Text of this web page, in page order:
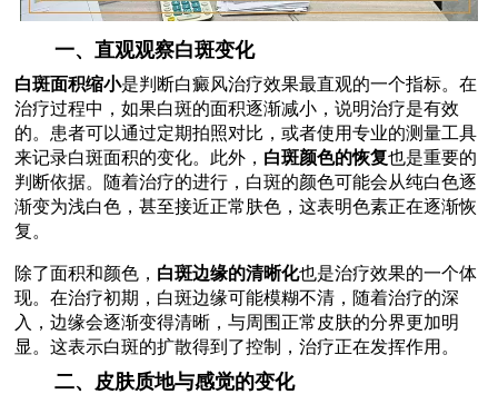
一、直观观察白斑变化
白斑面积缩小是判断白癜风治疗效果最直观的一个指标。在
治疗过程中，如果白斑的面积逐渐减小，说明治疗是有效
的。患者可以通过定期拍照对比，或者使用专业的测量工具
来记录白斑面积的变化。此外， 白斑颜色的恢复也是重要的
判断依据。随着治疗的进行，白斑的颜色可能会从纯白色逐
渐变为浅白色，甚至接近正常肤色，这表明色素正在逐渐恢
复。
除了面积和颜色， 白斑边缘的清晰化也是治疗效果的一个体
现。在治疗初期，白斑边缘可能模糊不清，随着治疗的深
入，边缘会逐渐变得清晰，与周围正常皮肤的分界更加明
显。这表示白斑的扩散得到了控制，治疗正在发挥作用。
二、皮肤质地与感觉的变化